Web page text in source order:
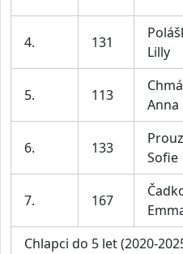
4. 131
Lilly
5. 113
Anna
6. 133
Sofie
7. 167
Chlapci do 5 let (2020-